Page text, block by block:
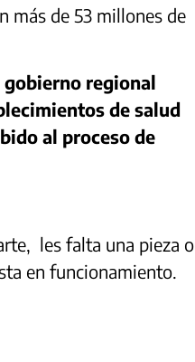
más de 53 millones de
regional
de salud
al proceso de
les falta una pieza o
en funcionamiento.